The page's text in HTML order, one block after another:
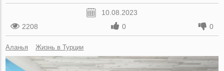
10.08.2023
2208
0 0
Аланья Жизнь в Турции